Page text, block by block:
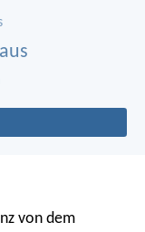
von dem